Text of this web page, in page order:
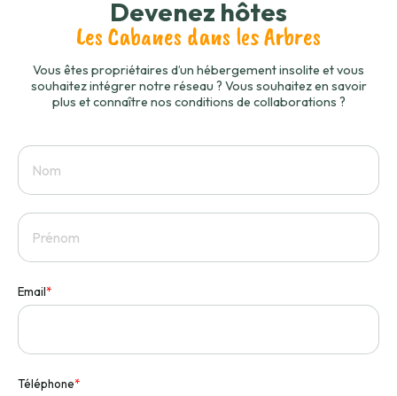
Devenez hôtes
Les Cabanes dans les Arbres
Vous êtes propriétaires d’un hébergement insolite et vous
souhaitez intégrer notre réseau ? Vous souhaitez en savoir
plus et connaître nos conditions de collaborations ?
Email*
Téléphone*